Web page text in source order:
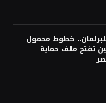
خطوط محمول
تفتح ملف حماية